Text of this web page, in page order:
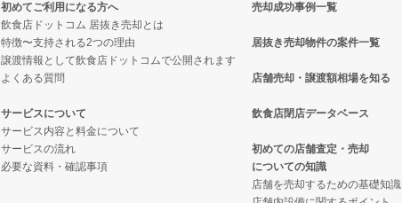
初めてご利用になる方へ
飲食店ドットコム 居抜き売却とは
特徴〜支持される2つの理由
譲渡情報として飲食店ドットコムで公開されます
よくある質問
サービスについて
サービス内容と料金について
サービスの流れ
必要な資料・確認事項
売却成功事例一覧
居抜き売却物件の案件一覧
店舗売却・譲渡額相場を知る
飲食店閉店データベース
初めての店舗査定・売却
についての知識
店舗を売却するための基礎知識